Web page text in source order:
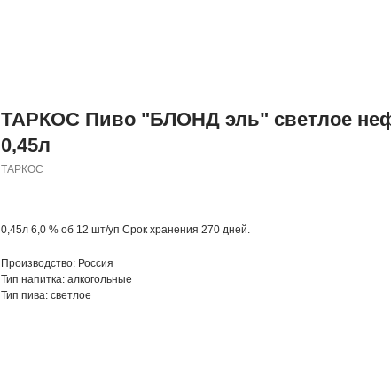
ТАРКОС Пиво "БЛОНД эль" светлое
0,45л
ТАРКОС
0,45л 6,0 % об 12 шт/уп Срок хранения 270 дней.
Производство: Россия
Тип напитка: алкогольные
Тип пива: светлое